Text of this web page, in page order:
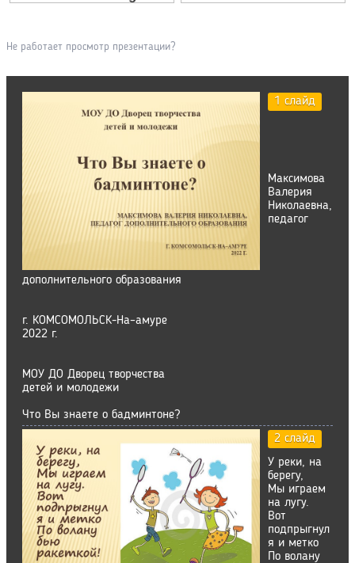
Не работает просмотр презентации?
1 слайд
Максимова
Валерия
Николаевна,
педагог
дополнительного образования
г. КОМСОМОЛЬСК-На–амуре
2022 г.
МОУ ДО Дворец творчества
детей и молодежи
Что Вы знаете о бадминтоне?
2 слайд
У реки, на
берегу,
Мы играем
на лугу.
Вот
подпрыгнул
я и метко
По волану